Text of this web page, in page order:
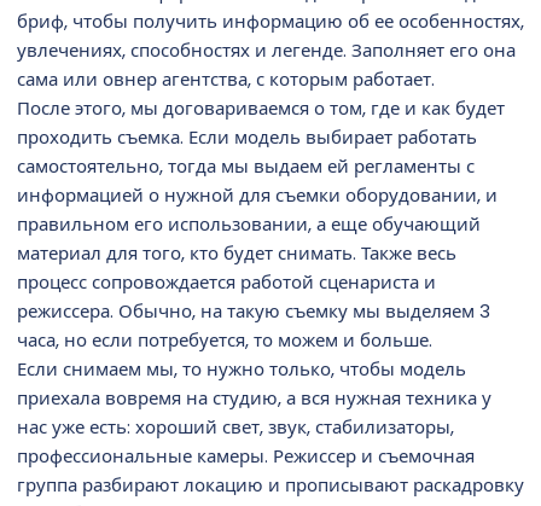
бриф, чтобы получить информацию об ее особенностях,
увлечениях, способностях и легенде. Заполняет его она
сама или овнер агентства, с которым работает.
После этого, мы договариваемся о том, где и как будет
проходить съемка. Если модель выбирает работать
самостоятельно, тогда мы выдаем ей регламенты с
информацией о нужной для съемки оборудовании, и
правильном его использовании, а еще обучающий
материал для того, кто будет снимать. Также весь
процесс сопровождается работой сценариста и
режиссера. Обычно, на такую съемку мы выделяем 3
часа, но если потребуется, то можем и больше.
Если снимаем мы, то нужно только, чтобы модель
приехала вовремя на студию, а вся нужная техника у
нас уже есть: хороший свет, звук, стабилизаторы,
профессиональные камеры. Режиссер и съемочная
группа разбирают локацию и прописывают раскадровку